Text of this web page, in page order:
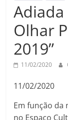
Adiada
Olhar
2019”
11/02/2020
11/02/2020
Em função da
no Espaço